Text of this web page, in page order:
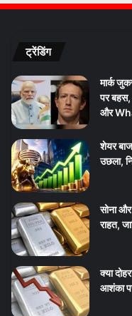
ट्रेंडिंग
मार्क
पर
और
शेयर
उछला,
सोना और
राहत,
क्या
आशंका